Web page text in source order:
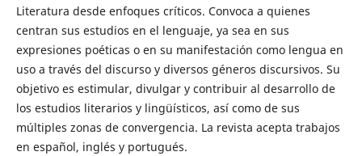
Literatura desde enfoques críticos. Convoca a quienes
centran sus estudios en el lenguaje, ya sea en sus
expresiones poéticas o en su manifestación como lengua en
uso a través del discurso y diversos géneros discursivos. Su
objetivo es estimular, divulgar y contribuir al desarrollo de
los estudios literarios y lingüísticos, así como de sus
múltiples zonas de convergencia. La revista acepta trabajos
en español, inglés y portugués.